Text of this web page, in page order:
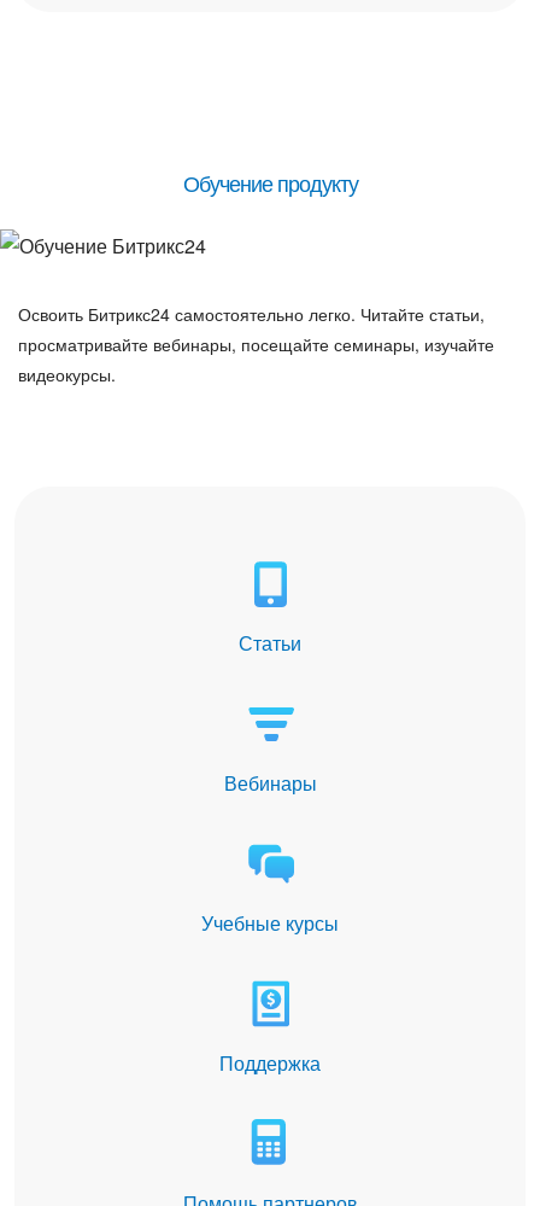
Обучение продукту
Освоить Битрикс24 самостоятельно легко. Читайте статьи,
просматривайте вебинары, посещайте семинары, изучайте
видеокурсы.
Статьи
Вебинары
Учебные курсы
Поддержка